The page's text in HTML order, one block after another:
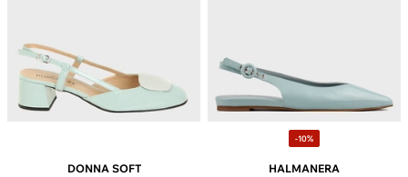
DONNA SOFT
-10%
HALMANERA